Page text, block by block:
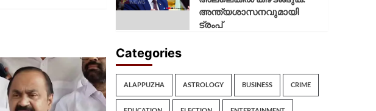
അന്ത്യശാസനവുമായി
ട്രംപ്
Categories
ALAPPUZHA ASTROLOGY BUSINESS CRIME